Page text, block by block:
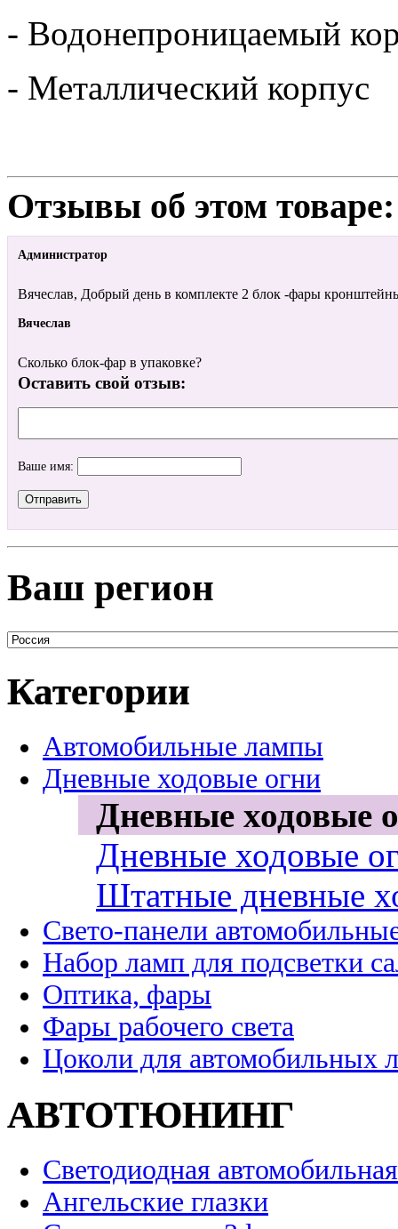
- Водонепроницаемый
- Металлический корпус
Отзывы об этом товаре:
Администратор
Вячеслав, Добрый день в комплекте 2 блок -фары
Вячеслав
Сколько блок-фар в упаковке?
Оставить свой отзыв:
Ваше имя:
Ваш регион
Категории
Автомобильные лампы
Дневные ходовые огни
Дневные ходовые
Дневные ходовые
Штатные дневные
Свето-панели
Набор ламп для подсветки
Оптика, фары
Фары рабочего света
Цоколи для автомобильных
АВТОТЮНИНГ
Светодиодная
Ангельские глазки